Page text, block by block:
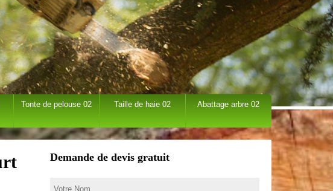
Tonte de pelouse 02 Taille de haie 02 Abattage arbre 02
Demande de devis gratuit